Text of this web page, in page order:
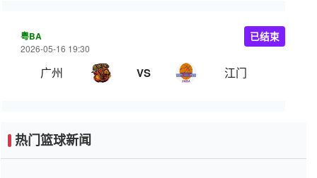
粤BA
2026-05-16 19:30
广州 VS 江门
已结束
热门篮球新闻